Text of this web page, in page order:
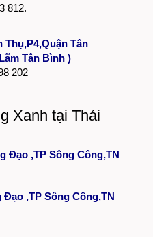
812.
Thụ,P4,Quận Tân
Tân Bình )
202
Xanh tại Thái
Đạo ,TP Sông Công,TN
Đạo ,TP Sông Công,TN